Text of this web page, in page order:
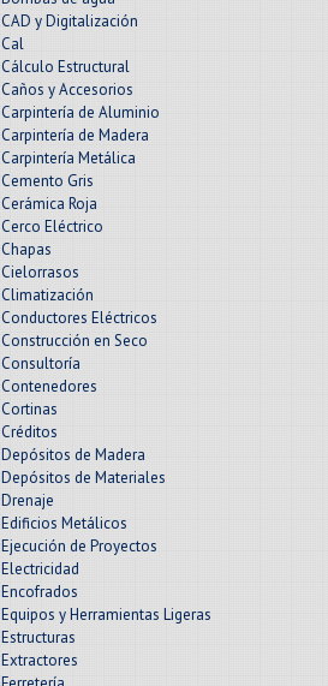
CAD y Digitalización
Cal
Cálculo Estructural
Caños y Accesorios
Carpintería de Aluminio
Carpintería de Madera
Carpintería Metálica
Cemento Gris
Cerámica Roja
Cerco Eléctrico
Chapas
Cielorrasos
Climatización
Conductores Eléctricos
Construcción en Seco
Consultoría
Contenedores
Cortinas
Créditos
Depósitos de Madera
Depósitos de Materiales
Drenaje
Edificios Metálicos
Ejecución de Proyectos
Electricidad
Encofrados
Equipos y Herramientas Ligeras
Estructuras
Extractores